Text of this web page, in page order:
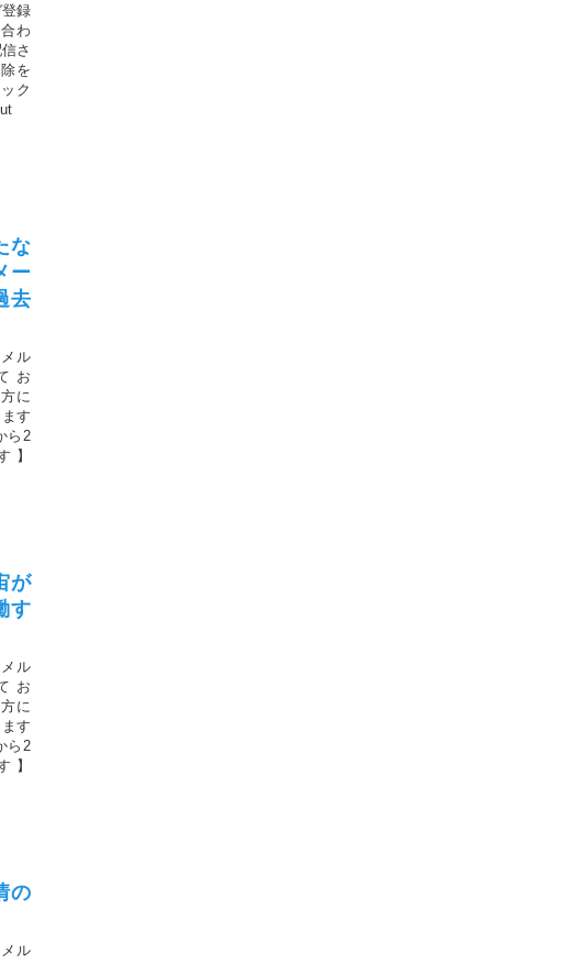
録
わ
さ
を
ク
な
ー
去
ル
お
に
す
ら2
】
が
す
ル
お
に
す
ら2
】
の
ル